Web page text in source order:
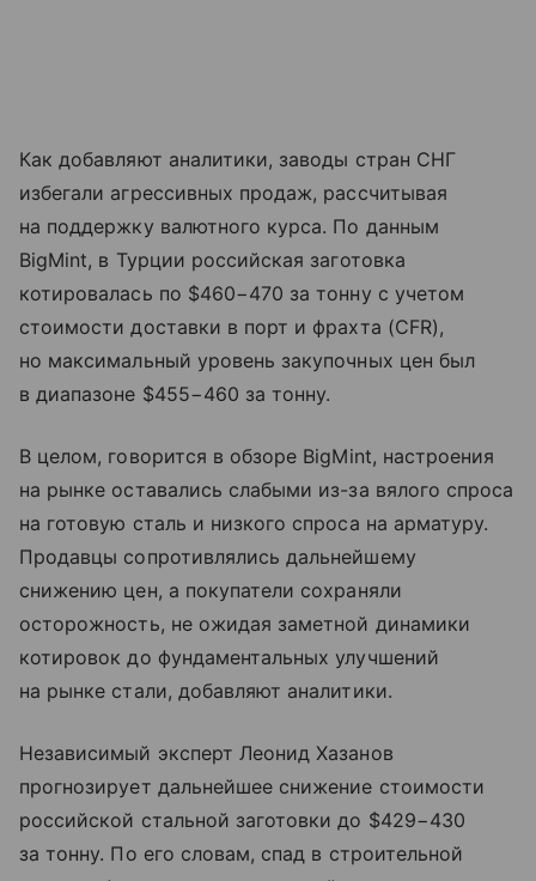
Как добавляют аналитики, заводы стран СНГ
избегали агрессивных продаж, рассчитывая
на поддержку валютного курса. По данным
BigMint, в Турции российская заготовка
котировалась по $460−470 за тонну с учетом
стоимости доставки в порт и фрахта (CFR),
но максимальный уровень закупочных цен был
в диапазоне $455−460 за тонну.
В целом, говорится в обзоре BigMint, настроения
на рынке оставались слабыми из-за вялого спроса
на готовую сталь и низкого спроса на арматуру.
Продавцы сопротивлялись дальнейшему
снижению цен, а покупатели сохраняли
осторожность, не ожидая заметной динамики
котировок до фундаментальных улучшений
на рынке стали, добавляют аналитики.
Независимый эксперт Леонид Хазанов
прогнозирует дальнейшее снижение стоимости
российской стальной заготовки до $429−430
за тонну. По его словам, спад в строительной